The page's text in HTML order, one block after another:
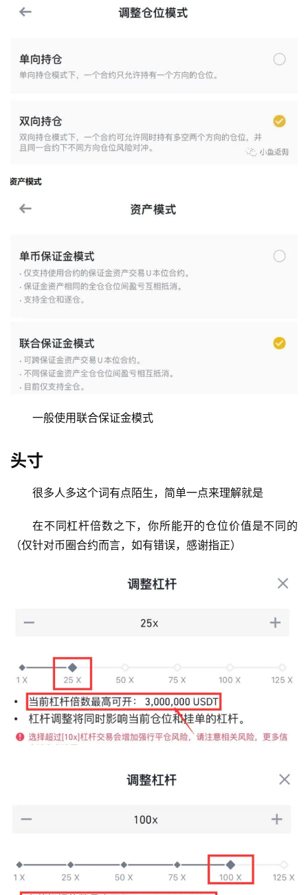
一般使用联合保证金模式
头寸
很多人多这个词有点陌生，简单一点来理解就是
在不同杠杆倍数之下，你所能开的仓位价值是不同的
（仅针对币圈合约而言，如有错误，感谢指正）